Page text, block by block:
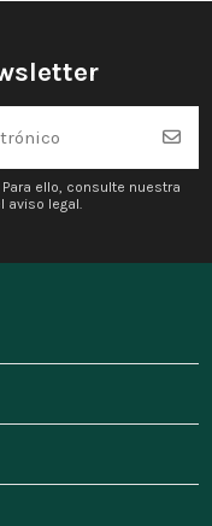
ello, consulte nuestra
aviso legal.